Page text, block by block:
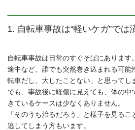
1. 自転車事故は“軽いケガ”では
自転車事故は日常のすぐそばにあります
途中など、誰でも突然巻き込まれる可能
転車だし、大したことない」と思ってし
でも、事故後に軽傷に見えても、体の中
きているケースは少なくありません。
「そのうち治るだろう」と様子を見る
逃してしまう方もいます。